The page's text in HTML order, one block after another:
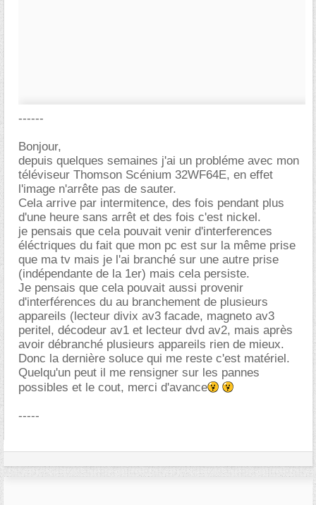
------
Bonjour,
depuis quelques semaines j'ai un probléme avec mon
téléviseur Thomson Scénium 32WF64E, en effet
l'image n'arrête pas de sauter.
Cela arrive par intermitence, des fois pendant plus
d'une heure sans arrêt et des fois c'est nickel.
je pensais que cela pouvait venir d'interferences
éléctriques du fait que mon pc est sur la même prise
que ma tv mais je l'ai branché sur une autre prise
(indépendante de la 1er) mais cela persiste.
Je pensais que cela pouvait aussi provenir
d'interférences du au branchement de plusieurs
appareils (lecteur divix av3 facade, magneto av3
peritel, décodeur av1 et lecteur dvd av2, mais après
avoir débranché plusieurs appareils rien de mieux.
Donc la dernière soluce qui me reste c'est matériel.
Quelqu'un peut il me rensigner sur les pannes
possibles et le cout, merci d'avance
-----